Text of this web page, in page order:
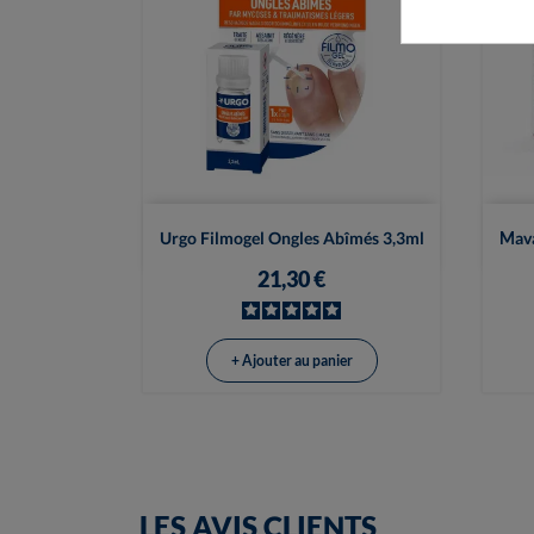
Urgo Filmogel Ongles Abîmés 3,3ml
21,30 €
Vue rapide
+ Ajouter au panier
LES AVIS CLIENTS